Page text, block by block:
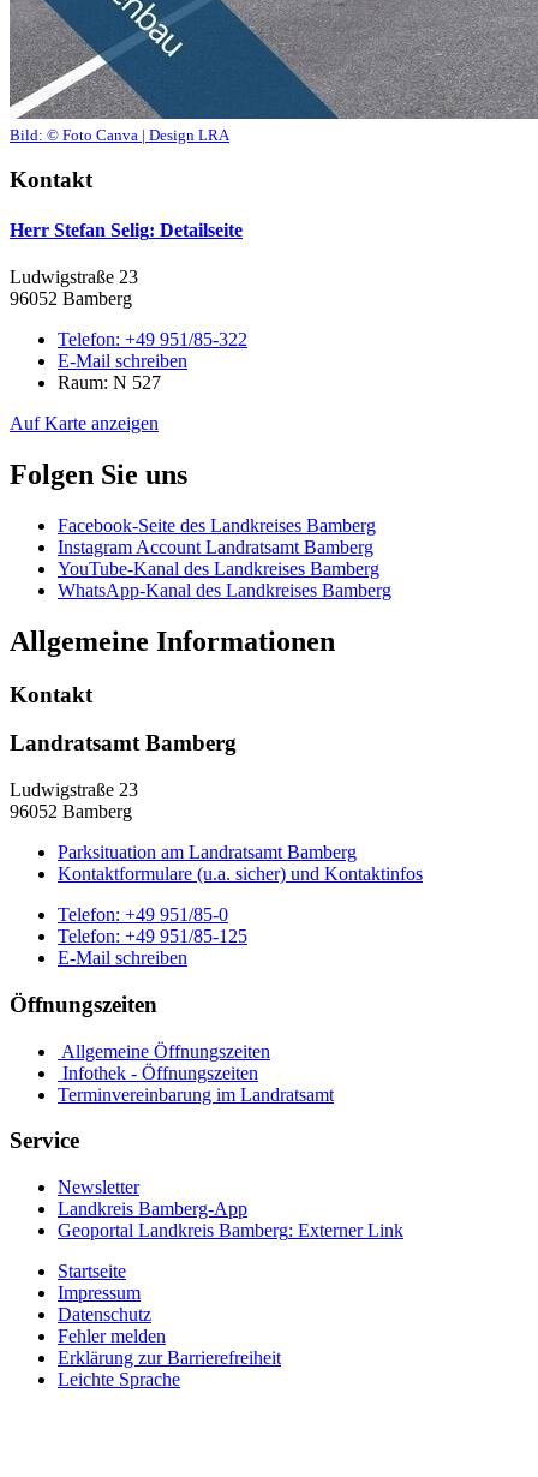
Bild: © Foto Canva | Design LRA
Kontakt
Herr Stefan Selig: Detailseite
Ludwigstraße 23
96052 Bamberg
Telefon: +49 951/85-322
E-Mail schreiben
Raum: N 527
Auf Karte anzeigen
Folgen Sie uns
Facebook-Seite des Landkreises Bamberg
Instagram Account Landratsamt Bamberg
YouTube-Kanal des Landkreises Bamberg
WhatsApp-Kanal des Landkreises Bamberg
Allgemeine Informationen
Kontakt
Landratsamt Bamberg
Ludwigstraße 23
96052 Bamberg
Parksituation am Landratsamt Bamberg
Kontaktformulare (u.a. sicher) und Kontaktinfos
Telefon: +49 951/85-0
Telefon: +49 951/85-125
E-Mail schreiben
Öffnungszeiten
Allgemeine Öffnungszeiten
Infothek - Öffnungszeiten
Terminvereinbarung im Landratsamt
Service
Newsletter
Landkreis Bamberg-App
Geoportal Landkreis Bamberg: Externer Link
Startseite
Impressum
Datenschutz
Fehler melden
Erklärung zur Barrierefreiheit
Leichte Sprache